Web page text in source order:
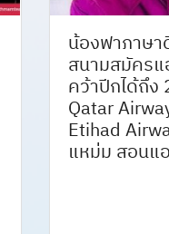
น้องฟาภาษ
สนามสมัคร
คว้าปีกได้ถึง
Qatar
Etihad
แหม่ม สอนแ